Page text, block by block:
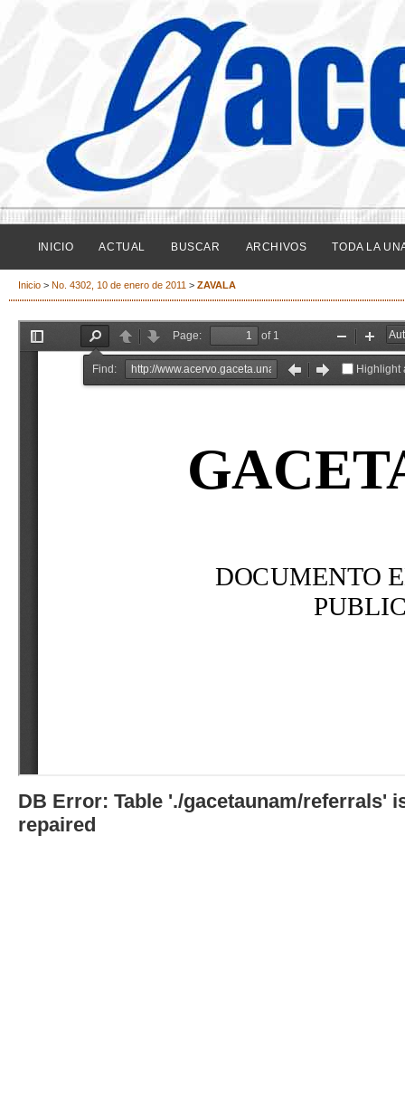
INICIO ACTUAL BUSCAR ARCHIVOS TODA LA
Inicio > No. 4302, 10 de enero de 2011 > ZAVALA
DB Error: Table './gacetaunam/referrals'
repaired